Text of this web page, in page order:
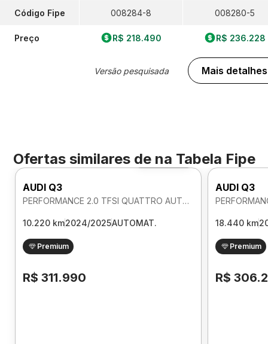
Código Fipe
Preço
008284-8
R$ 218.490
Versão pesquisada
008280-5
R$ 236.228
Mais detalhes
Ofertas similares de na Tabela Fipe
Foto 360º
AUDI Q3
PERFORMANCE 2.0 TFSI QUATTRO AUTOMATICO
10.220 km2024/2025AUTOMAT.
Premium
R$ 311.990
AUDI Q3
18.440 km
Premium
R$